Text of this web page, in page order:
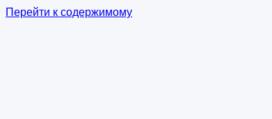
Перейти к содержимому